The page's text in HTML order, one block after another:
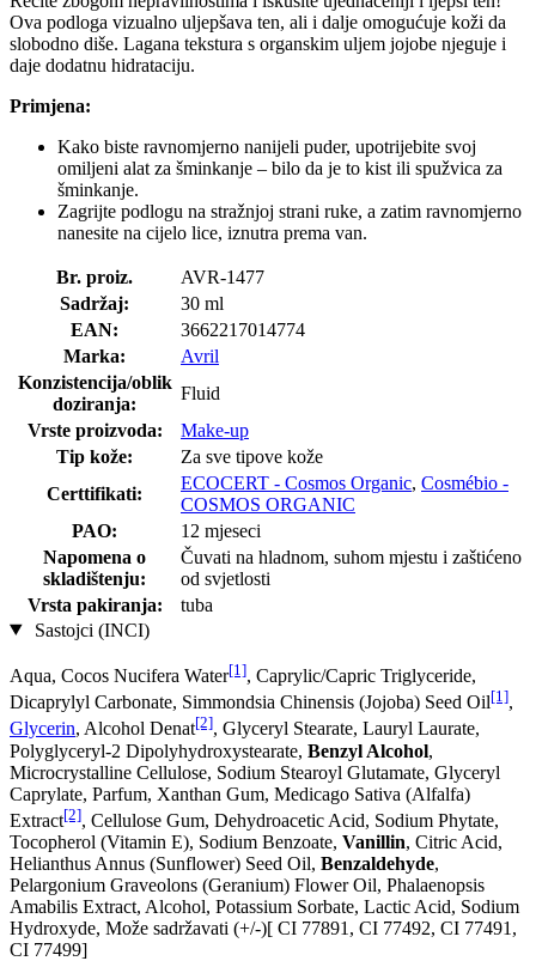
Ova podloga vizualno uljepšava ten, ali i dalje omogućuje koži da
slobodno diše. Lagana tekstura s organskim uljem jojobe njeguje i
daje dodatnu hidrataciju.
Primjena:
Kako biste ravnomjerno nanijeli puder, upotrijebite svoj
omiljeni alat za šminkanje – bilo da je to kist ili spužvica za
šminkanje.
Zagrijte podlogu na stražnjoj strani ruke, a zatim ravnomjerno
nanesite na cijelo lice, iznutra prema van.
Br. proiz.
AVR-1477
Sadržaj:
30 ml
EAN:
3662217014774
Marka:
Avril
Konzistencija/oblik
doziranja:
Fluid
Vrste proizvoda:
Make-up
Tip kože:
Za sve tipove kože
Certtifikati:
ECOCERT - Cosmos Organic, Cosmébio -
COSMOS ORGANIC
PAO:
12 mjeseci
Napomena o
skladištenju:
Čuvati na hladnom, suhom mjestu i zaštićeno
od svjetlosti
Vrsta pakiranja:
tuba
Sastojci (INCI)
Aqua, Cocos Nucifera Water[1], Caprylic/Capric Triglyceride,
Dicaprylyl Carbonate, Simmondsia Chinensis (Jojoba) Seed Oil[1],
Glycerin, Alcohol Denat[2], Glyceryl Stearate, Lauryl Laurate,
Polyglyceryl-2 Dipolyhydroxystearate, Benzyl Alcohol,
Microcrystalline Cellulose, Sodium Stearoyl Glutamate, Glyceryl
Caprylate, Parfum, Xanthan Gum, Medicago Sativa (Alfalfa)
Extract[2], Cellulose Gum, Dehydroacetic Acid, Sodium Phytate,
Tocopherol (Vitamin E), Sodium Benzoate, Vanillin, Citric Acid,
Helianthus Annus (Sunflower) Seed Oil, Benzaldehyde,
Pelargonium Graveolons (Geranium) Flower Oil, Phalaenopsis
Amabilis Extract, Alcohol, Potassium Sorbate, Lactic Acid, Sodium
Hydroxyde, Može sadržavati (+/-)[ CI 77891, CI 77492, CI 77491,
CI 77499]